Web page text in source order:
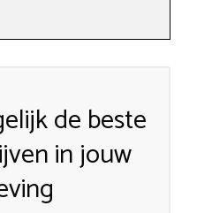
de beste
in jouw